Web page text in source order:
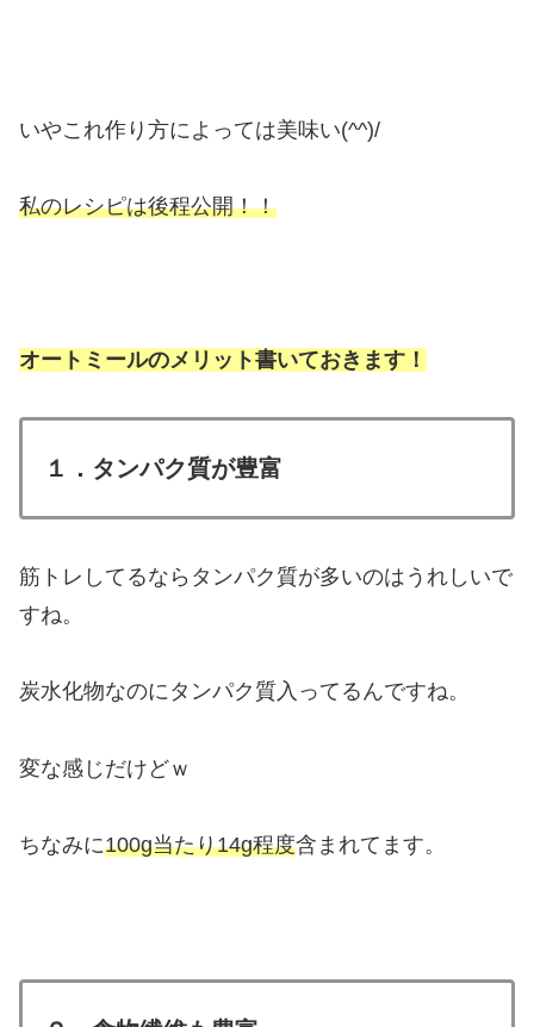
いやこれ作り方によっては美味い(^^)/
私のレシピは後程公開！！
オートミールのメリット書いておきます！
１．タンパク質が豊富
筋トレしてるならタンパク質が多いのはうれしいで
すね。
炭水化物なのにタンパク質入ってるんですね。
変な感じだけどｗ
ちなみに100g当たり14g程度含まれてます。